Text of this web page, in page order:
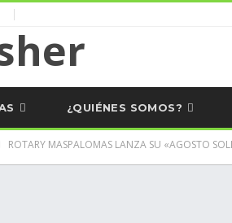
¿QUIÉNES SOMOS?
ROTARY MASPALOMAS LANZA SU «AGOSTO